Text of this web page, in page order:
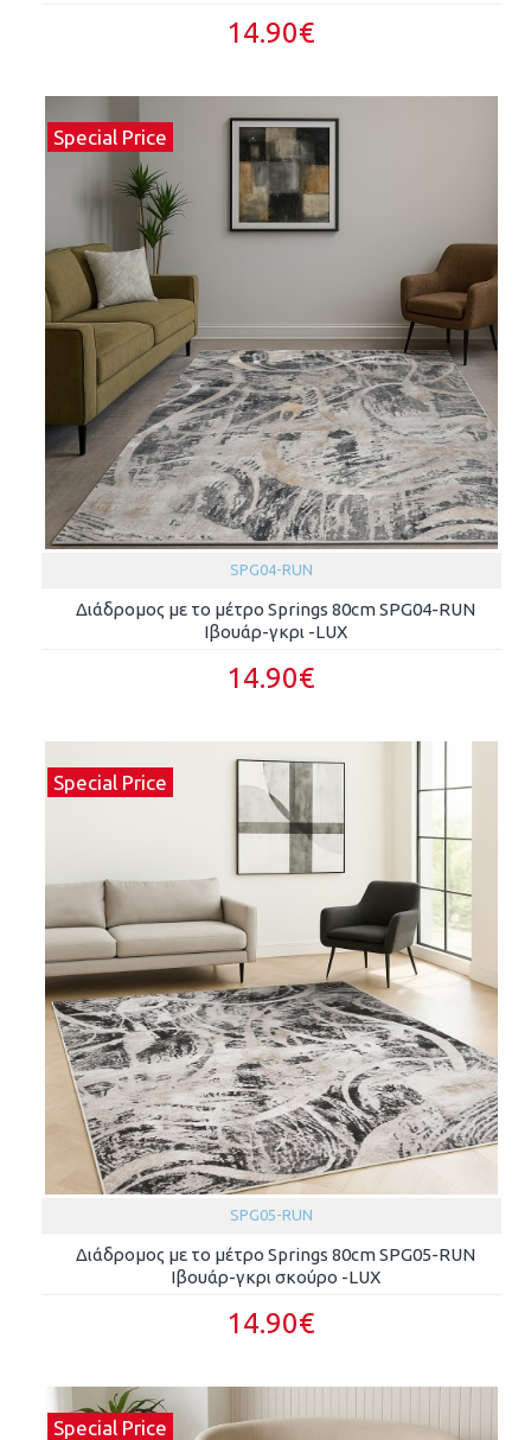
14.90€
Special Price
SPG04-RUN
Διάδρομος με το μέτρο Springs 80cm SPG04-RUN
Ιβουάρ-γκρι -LUX
14.90€
Special Price
SPG05-RUN
Διάδρομος με το μέτρο Springs 80cm SPG05-RUN
Ιβουάρ-γκρι σκούρο -LUX
14.90€
Special Price